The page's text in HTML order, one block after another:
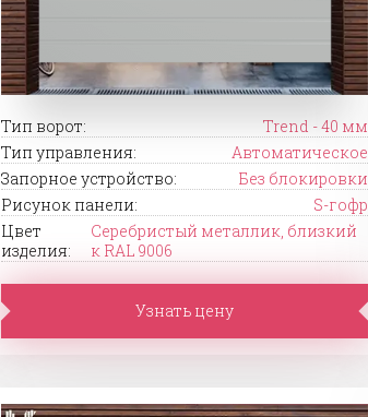
Тип ворот:
Trend - 40 мм
Тип управления:
Автоматическое
Запорное устройство:
Без блокировки
Рисунок панели:
S-гофр
Цвет
изделия:
Серебристый металлик, близкий
к RAL 9006
Узнать цену